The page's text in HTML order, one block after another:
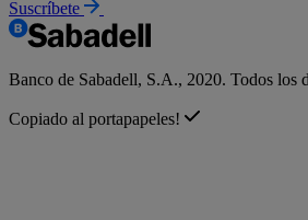
Suscríbete
Banco de Sabadell, S.A., 2020. Todos los
Copiado al portapapeles!